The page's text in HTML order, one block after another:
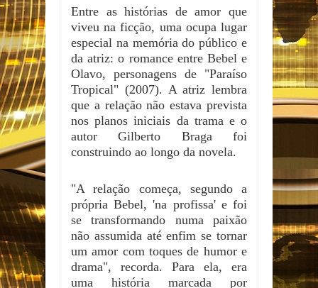
Entre as histórias de amor que
viveu na ficção, uma ocupa lugar
especial na memória do público e
da atriz: o romance entre Bebel e
Olavo, personagens de "Paraíso
Tropical" (2007). A atriz lembra
que a relação não estava prevista
nos planos iniciais da trama e o
autor Gilberto Braga foi
construindo ao longo da novela.
"A relação começa, segundo a
própria Bebel, 'na profissa' e foi
se transformando numa paixão
não assumida até enfim se tornar
um amor com toques de humor e
drama", recorda. Para ela, era
uma história marcada por